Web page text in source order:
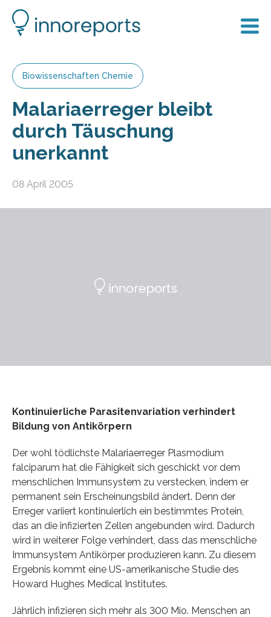
Biowissenschaften Chemie
Malariaerreger bleibt
durch Täuschung
unerkannt
08 April 2005
Kontinuierliche Parasitenvariation verhindert
Bildung von Antikörpern
Der wohl tödlichste Malariaerreger Plasmodium
falciparum hat die Fähigkeit sich geschickt vor dem
menschlichen Immunsystem zu verstecken, indem er
permanent sein Erscheinungsbild ändert. Denn der
Erreger variiert kontinuierlich ein bestimmtes Protein,
das an die infizierten Zellen angebunden wird. Dadurch
wird in weiterer Folge verhindert, dass das menschliche
Immunsystem Antikörper produzieren kann. Zu diesem
Ergebnis kommt eine US-amerikanische Studie des
Howard Hughes Medical Institutes.
Jährlich infizieren sich mehr als 300 Mio. Menschen an